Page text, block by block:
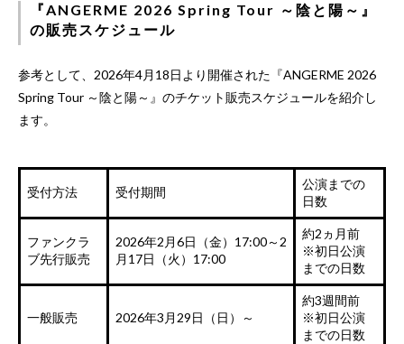
『ANGERME 2026 Spring Tour ～陰と陽～』
の販売スケジュール
参考として、2026年4月18日より開催された『ANGERME 2026
Spring Tour ～陰と陽～』のチケット販売スケジュールを紹介し
ます。
受付方法 受付期間
公演までの
日数
ファンクラ
ブ先行販売
2026年2月6日（金）17:00～2
月17日（火）17:00
約2ヵ月前
※初日公演
までの日数
一般販売 2026年3月29日（日）～
約3週間前
※初日公演
までの日数